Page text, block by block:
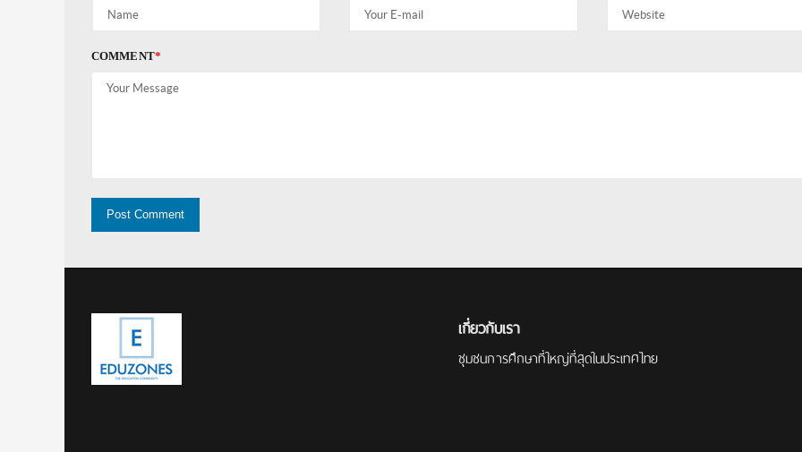
COMMENT*
เกี่ยวกับเรา
ชุมชนการศึกษาที่ใหญ่ที่สุดในประเทศไทย